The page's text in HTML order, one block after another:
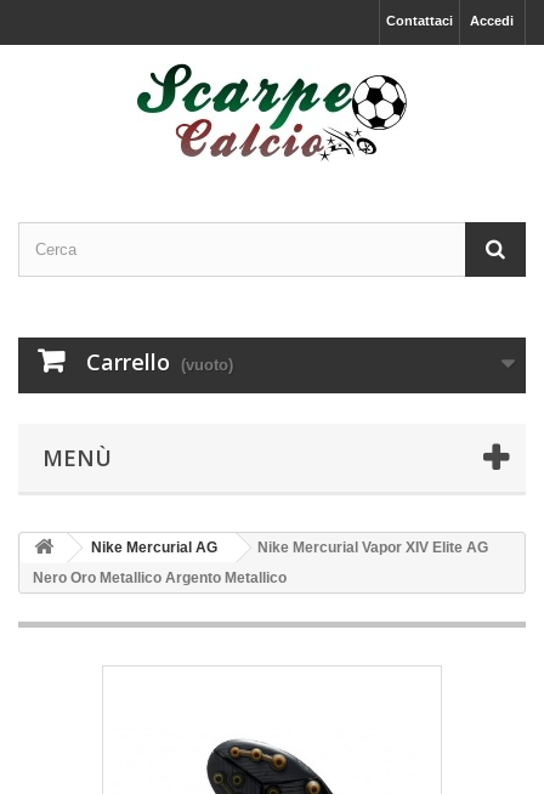
Accedi
Contattaci
Carrello (vuoto)
MENÙ
Nike Mercurial AG
Nike Mercurial Vapor XIV Elite AG
Nero Oro Metallico Argento Metallico